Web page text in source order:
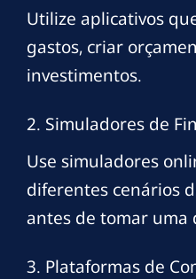
Utilize aplicativos
gastos, criar
investimentos.
2. Simuladores de
Use simuladores
diferentes cenários
antes de tomar uma
3. Plataformas de